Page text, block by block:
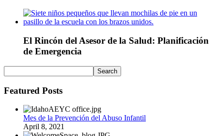
El Rincón del Asesor de la Salud: Planificación
de Emergencia
Featured Posts
Mes de la Prevención del Abuso Infantil
April 8, 2021